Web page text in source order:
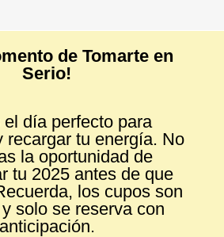
de Tomarte en
Serio!
el día perfecto para
recargar tu energía. No
la oportunidad de
tu 2025 antes de que
los cupos son
solo se reserva con
anticipación.